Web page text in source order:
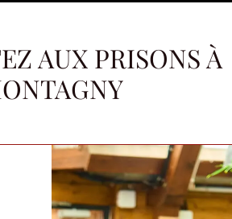
AUX PRISONS À